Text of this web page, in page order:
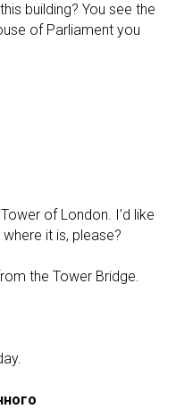
building? You see the
of Parliament you
of London. I’d like
it is, please?
the Tower Bridge.